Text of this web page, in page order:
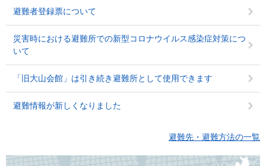
避難者登録票について
災害時における避難所での新型コロナウイルス感染症対策につ
いて
「旧大山会館」は引き続き避難所として使用できます
避難情報が新しくなりました
避難先・避難方法の一覧